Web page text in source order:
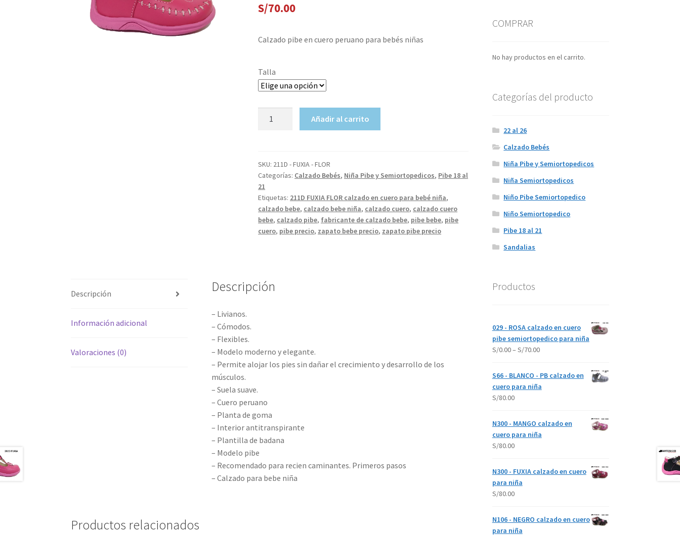
S/70.00
Calzado pibe en cuero peruano para bebés niñas
Talla
en
cuero
para
bebé
niña
cantidad
Añadir al carrito
SKU: 211D - FUXIA - FLOR
Categorías: Calzado Bebés, Niña Pibe y Semiortopedicos, Pibe 18 al
21
Etiquetas: 211D FUXIA FLOR calzado en cuero para bebé niña,
calzado bebe, calzado bebe niña, calzado cuero, calzado cuero
bebe, calzado pibe, fabricante de calzado bebe, pibe bebe, pibe
cuero, pibe precio, zapato bebe precio, zapato pibe precio
Descripción
Información adicional
Valoraciones (0)
Descripción
– Livianos.
– Cómodos.
– Flexibles.
– Modelo moderno y elegante.
– Permite alojar los pies sin dañar el crecimiento y desarrollo de los
músculos.
– Suela suave.
– Cuero peruano
– Planta de goma
– Interior antitranspirante
– Plantilla de badana
– Modelo pibe
– Recomendado para recien caminantes. Primeros pasos
– Calzado para bebe niña
Productos relacionados
COMPRAR
No hay productos en el carrito.
Categorías del producto
22 al 26
Calzado Bebés
Niña Pibe y Semiortopedicos
Niña Semiortopedicos
Niño Pibe Semiortopedico
Niño Semiortopedico
Pibe 18 al 21
Sandalias
Productos
029 - ROSA calzado en cuero
pibe semiortopedico para niña
S/0.00– S/70.00
S66 - BLANCO - PB calzado en
cuero para niña
S/80.00
N300 - MANGO calzado en
cuero para niña
S/80.00
N300 - FUXIA calzado en cuero
para niña
S/80.00
N106 - NEGRO calzado en cuero
para niña